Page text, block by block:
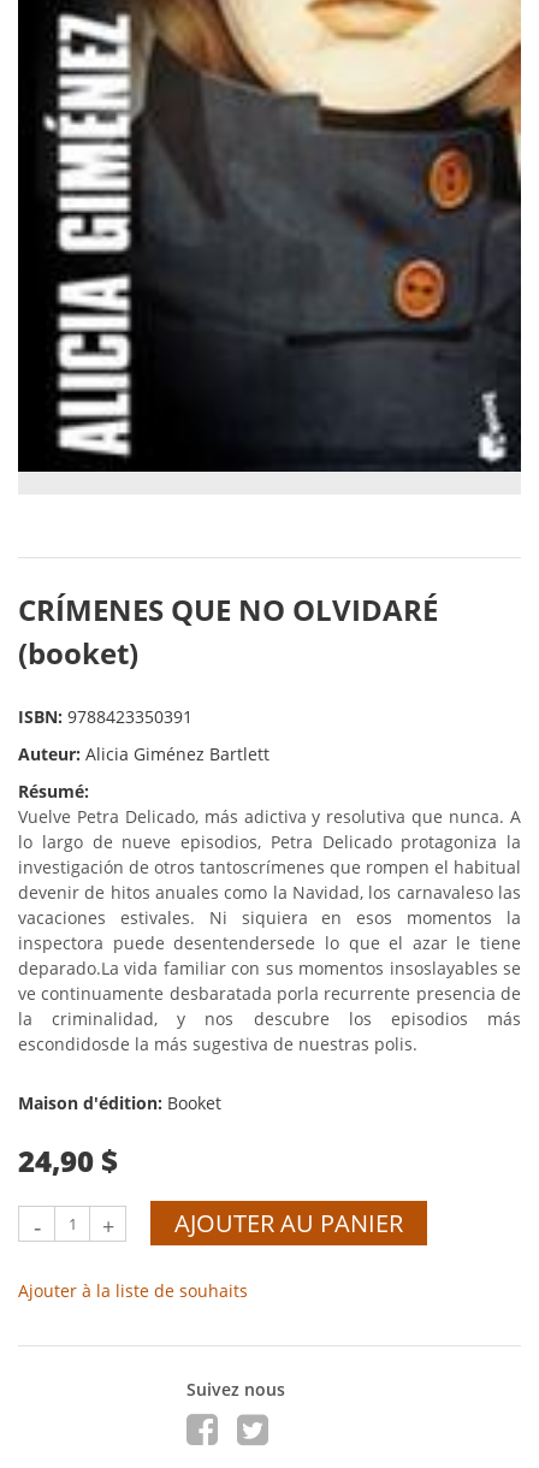
CRÍMENES QUE NO OLVIDARÉ
(booket)
ISBN: 9788423350391
Auteur: Alicia Giménez Bartlett
Résumé:
Vuelve Petra Delicado, más adictiva y resolutiva que nunca. A
lo largo de nueve episodios, Petra Delicado protagoniza la
investigación de otros tantoscrímenes que rompen el habitual
devenir de hitos anuales como la Navidad, los carnavaleso las
vacaciones estivales. Ni siquiera en esos momentos la
inspectora puede desentendersede lo que el azar le tiene
deparado.La vida familiar con sus momentos insoslayables se
ve continuamente desbaratada porla recurrente presencia de
la criminalidad, y nos descubre los episodios más
escondidosde la más sugestiva de nuestras polis.
Maison d'édition: Booket
24,90 $
- + AJOUTER AU PANIER
Ajouter à la liste de souhaits
Suivez nous